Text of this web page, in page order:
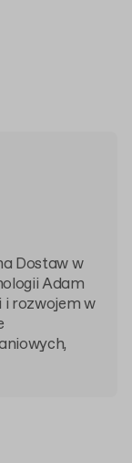
Dostaw w
Adam
rozwojem w